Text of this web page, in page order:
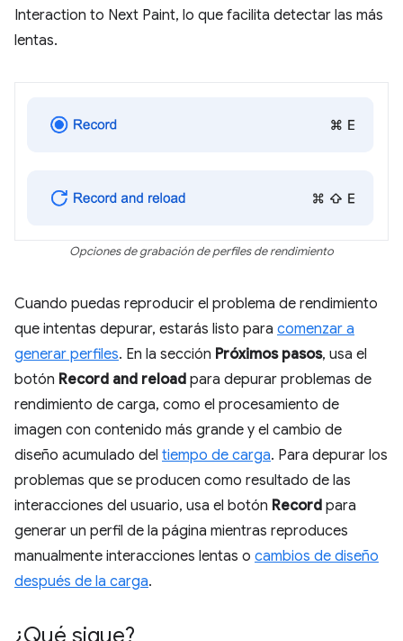
Interaction to Next Paint, lo que facilita detectar las más
lentas.
Opciones de grabación de perfiles de rendimiento
Cuando puedas reproducir el problema de rendimiento
que intentas depurar, estarás listo para comenzar a
generar perfiles. En la sección Próximos pasos, usa el
botón Record and reload para depurar problemas de
rendimiento de carga, como el procesamiento de
imagen con contenido más grande y el cambio de
diseño acumulado del tiempo de carga. Para depurar los
problemas que se producen como resultado de las
interacciones del usuario, usa el botón Record para
generar un perfil de la página mientras reproduces
manualmente interacciones lentas o cambios de diseño
después de la carga.
¿Qué sigue?